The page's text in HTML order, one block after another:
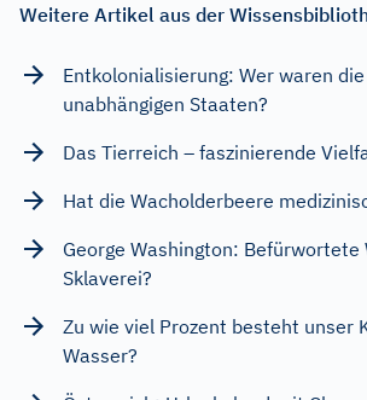
Weitere Artikel aus der
Entkolonialisierung: Wer waren
unabhängigen Staaten?
Das Tierreich – faszinierende
Hat die Wacholderbeere
George Washington: Befürwortete
Sklaverei?
Zu wie viel Prozent besteht unser
Wasser?